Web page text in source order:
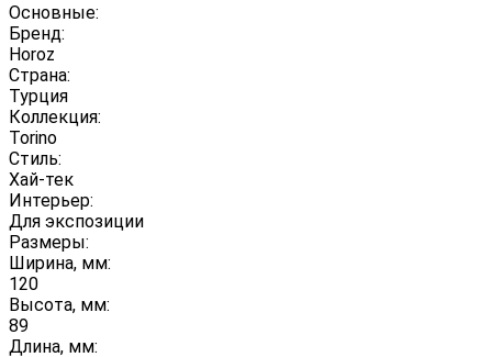
Основные:
Бренд:
Horoz
Страна:
Турция
Коллекция:
Torino
Стиль:
Хай-тек
Интерьер:
Для экспозиции
Размеры:
Ширина, мм:
120
Высота, мм:
89
Длина, мм: